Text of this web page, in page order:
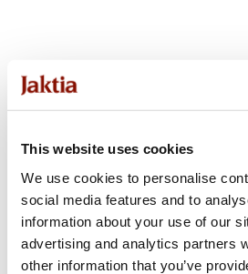
This website uses cookies
We use cookies to personalise
social media features and to
information about your use of our
advertising and analytics partners
other information that you’ve